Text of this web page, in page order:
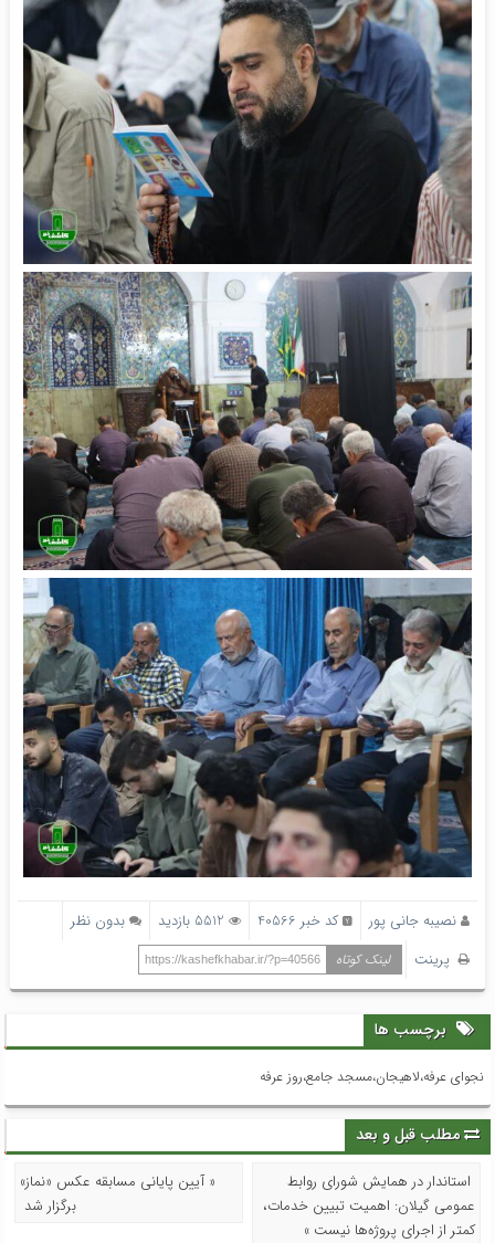
نصیبه جانی پور کد خبر 40566 5512 بازدید
بدون نظر
پرینت
لینک کوتاه https://kashefkhabar.ir/?p=40566
برچسب ها
نجوای عرفه،لاهیجان،مسجد جامع،روز عرفه
مطلب قبل و بعد
استاندار در همایش شورای روابط
عمومی‌ گیلان: اهمیت تبیین خدمات،
کمتر از اجرای پروژه‌ها نیست »
« آیین پایانی مسابقه عکس «نماز»
برگزار شد